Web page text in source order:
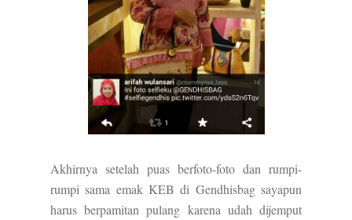
Akhirnya setelah puas berfoto-foto dan rumpi-
rumpi sama emak KEB di Gendhisbag sayapun
harus berpamitan pulang karena udah dijemput